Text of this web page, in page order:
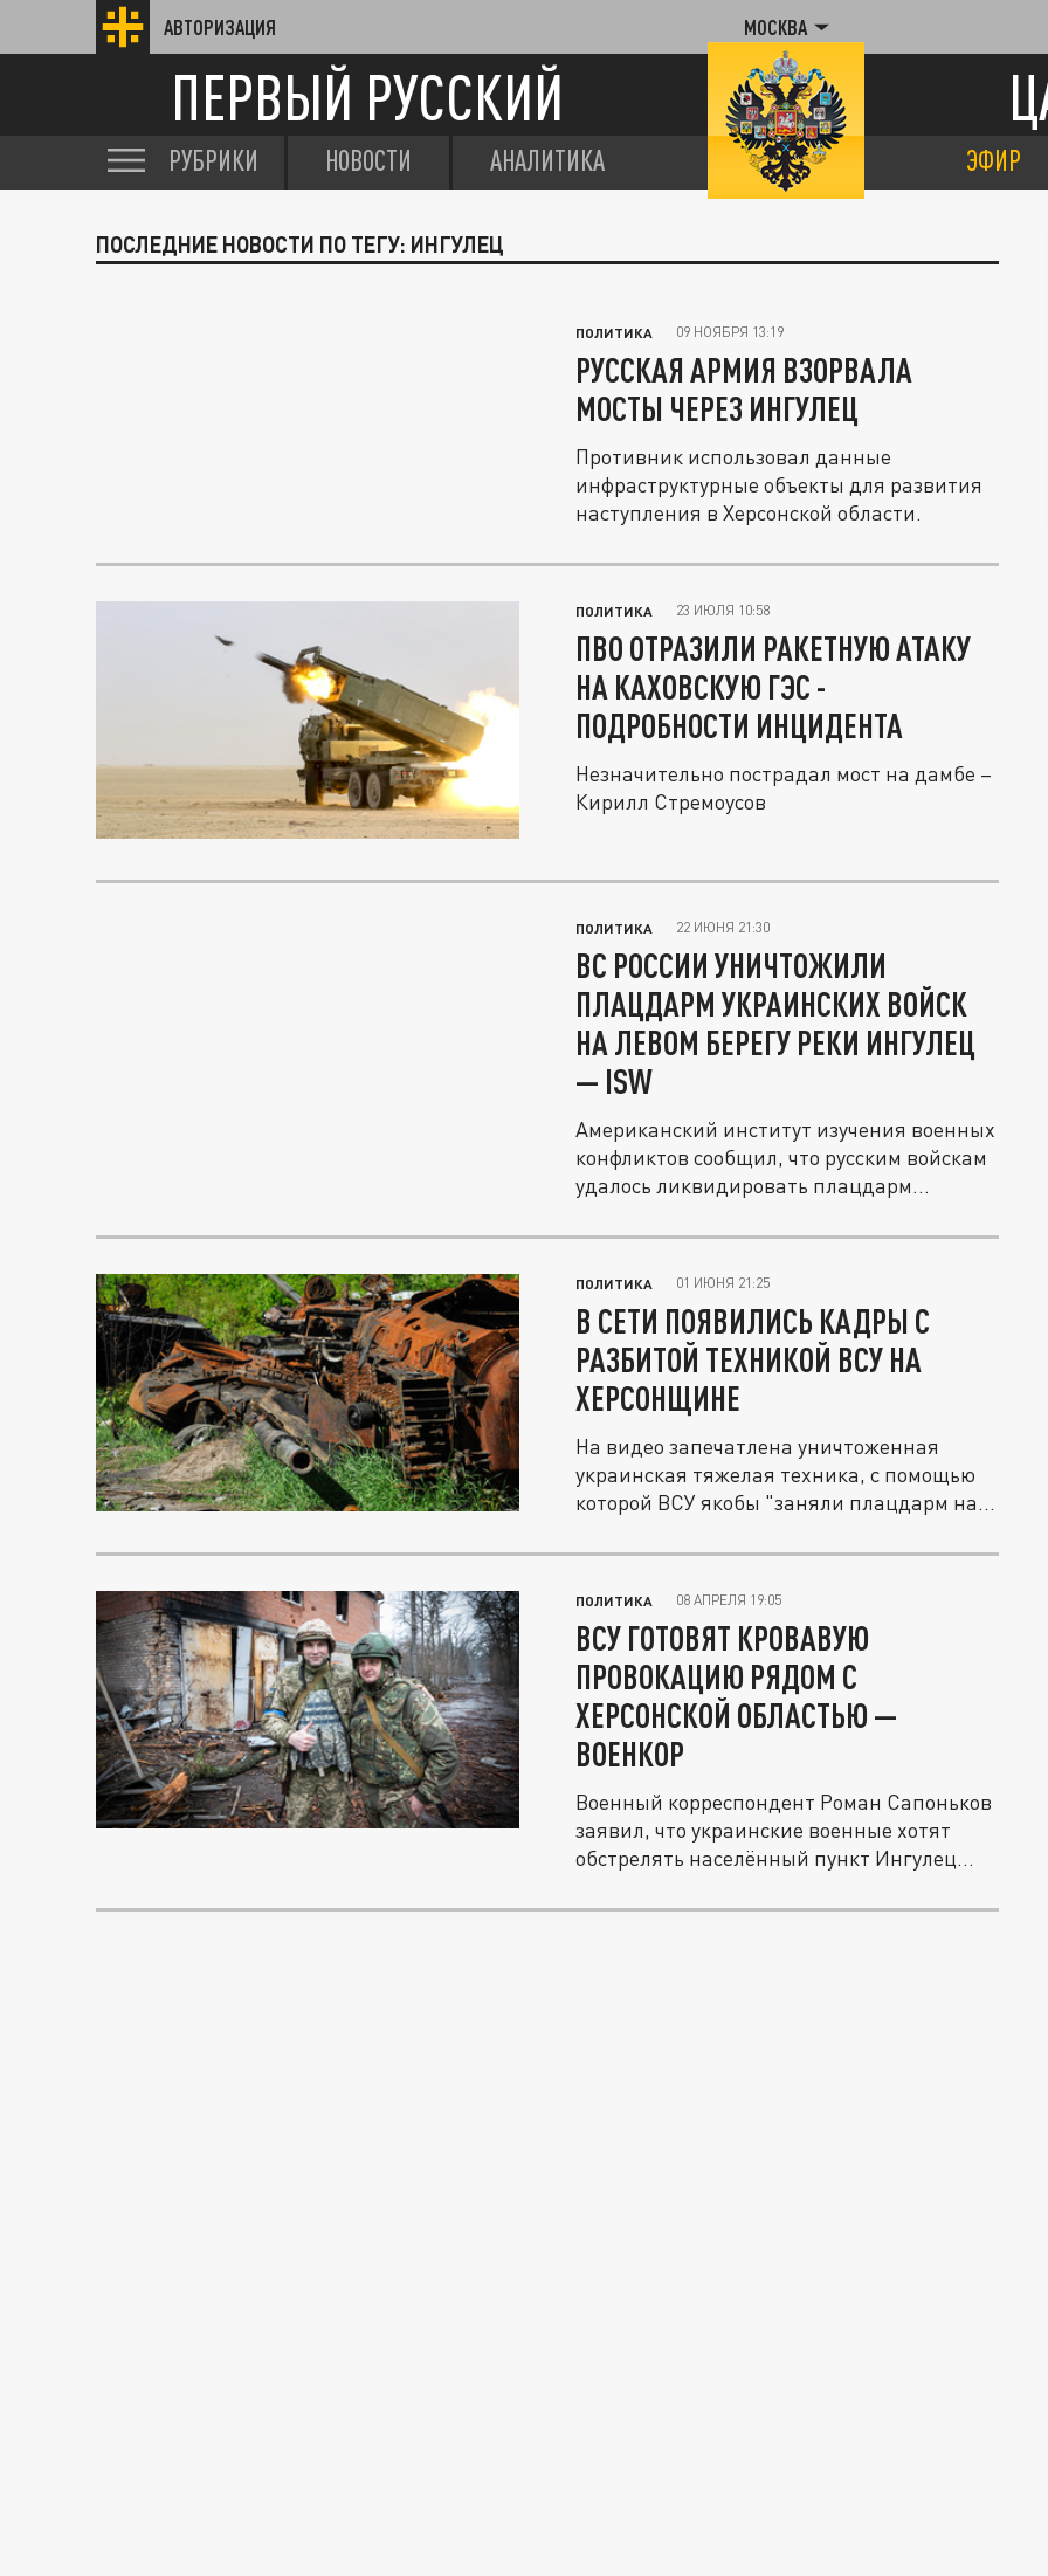
АВТОРИЗАЦИЯ МОСКВА
ПЕРВЫЙ РУССКИЙ
РУБРИКИ НОВОСТИ АНАЛИТИКА ЭФИР
ПОСЛЕДНИЕ НОВОСТИ ПО ТЕГУ: ИНГУЛЕЦ
ПОЛИТИКА 09 НОЯБРЯ 13:19
РУССКАЯ АРМИЯ ВЗОРВАЛА
МОСТЫ ЧЕРЕЗ ИНГУЛЕЦ
Противник использовал данные
инфраструктурные объекты для развития
наступления в Херсонской области.
ПОЛИТИКА 23 ИЮЛЯ 10:58
ПВО ОТРАЗИЛИ РАКЕТНУЮ АТАКУ
НА КАХОВСКУЮ ГЭС -
ПОДРОБНОСТИ ИНЦИДЕНТА
Незначительно пострадал мост на дамбе –
Кирилл Стремоусов
ПОЛИТИКА 22 ИЮНЯ 21:30
ВС РОССИИ УНИЧТОЖИЛИ
ПЛАЦДАРМ УКРАИНСКИХ ВОЙСК
НА ЛЕВОМ БЕРЕГУ РЕКИ ИНГУЛЕЦ
— ISW
Американский институт изучения военных
конфликтов сообщил, что русским войскам
удалось ликвидировать плацдарм...
ПОЛИТИКА 01 ИЮНЯ 21:25
В СЕТИ ПОЯВИЛИСЬ КАДРЫ С
РАЗБИТОЙ ТЕХНИКОЙ ВСУ НА
ХЕРСОНЩИНЕ
На видео запечатлена уничтоженная
украинская тяжелая техника, с помощью
которой ВСУ якобы "заняли плацдарм на...
ПОЛИТИКА 08 АПРЕЛЯ 19:05
ВСУ ГОТОВЯТ КРОВАВУЮ
ПРОВОКАЦИЮ РЯДОМ С
ХЕРСОНСКОЙ ОБЛАСТЬЮ —
ВОЕНКОР
Военный корреспондент Роман Сапоньков
заявил, что украинские военные хотят
обстрелять населённый пункт Ингулец...